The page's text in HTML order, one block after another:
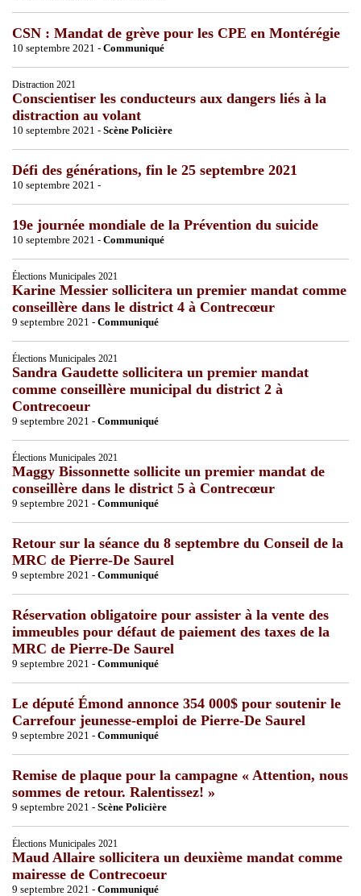
CSN : Mandat de grève pour les CPE en Montérégie
10 septembre 2021 - Communiqué
Distraction 2021
Conscientiser les conducteurs aux dangers liés à la
distraction au volant
10 septembre 2021 - Scène Policière
Défi des générations, fin le 25 septembre 2021
10 septembre 2021 -
19e journée mondiale de la Prévention du suicide
10 septembre 2021 - Communiqué
Élections Municipales 2021
Karine Messier sollicitera un premier mandat comme
conseillère dans le district 4 à Contrecœur
9 septembre 2021 - Communiqué
Élections Municipales 2021
Sandra Gaudette sollicitera un premier mandat
comme conseillère municipal du district 2 à
Contrecoeur
9 septembre 2021 - Communiqué
Élections Municipales 2021
Maggy Bissonnette sollicite un premier mandat de
conseillère dans le district 5 à Contrecœur
9 septembre 2021 - Communiqué
Retour sur la séance du 8 septembre du Conseil de la
MRC de Pierre-De Saurel
9 septembre 2021 - Communiqué
Réservation obligatoire pour assister à la vente des
immeubles pour défaut de paiement des taxes de la
MRC de Pierre-De Saurel
9 septembre 2021 - Communiqué
Le député Émond annonce 354 000$ pour soutenir le
Carrefour jeunesse-emploi de Pierre-De Saurel
9 septembre 2021 - Communiqué
Remise de plaque pour la campagne « Attention, nous
sommes de retour. Ralentissez! »
9 septembre 2021 - Scène Policière
Élections Municipales 2021
Maud Allaire sollicitera un deuxième mandat comme
mairesse de Contrecoeur
9 septembre 2021 - Communiqué